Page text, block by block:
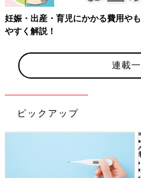
【ワクチン接種できるものも】妊
連載
ピックアップ